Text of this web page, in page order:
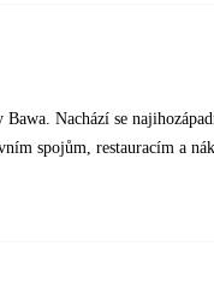
Nachází se
spojům, restauracím a